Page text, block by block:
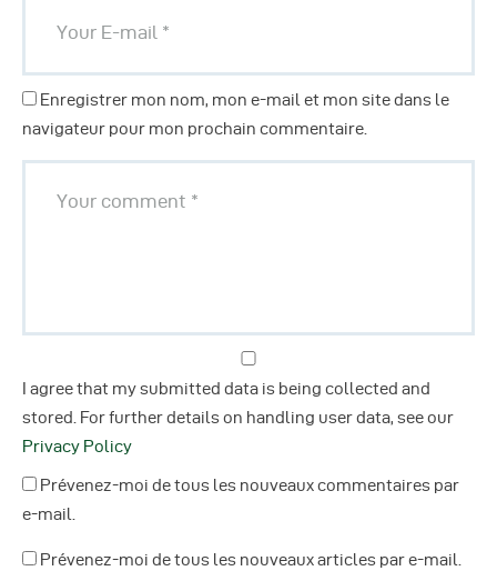
Enregistrer mon nom, mon e-mail et mon site dans le
navigateur pour mon prochain commentaire.
I agree that my submitted data is being collected and
stored. For further details on handling user data, see our
Privacy Policy
Prévenez-moi de tous les nouveaux commentaires par
e-mail.
Prévenez-moi de tous les nouveaux articles par e-mail.